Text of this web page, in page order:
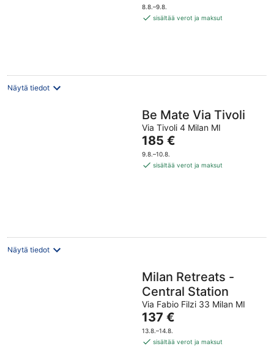
on
157 €
8.8.–9.8.
sisältää verot ja maksut
Näytä tiedot
Be Mate Via Tivoli
Via Tivoli 4 Milan MI
Hinta
on
185 €
185 €
9.8.–10.8.
sisältää verot ja maksut
Näytä tiedot
Milan Retreats -
Central Station
Via Fabio Filzi 33 Milan MI
Hinta
on
137 €
137 €
13.8.–14.8.
sisältää verot ja maksut